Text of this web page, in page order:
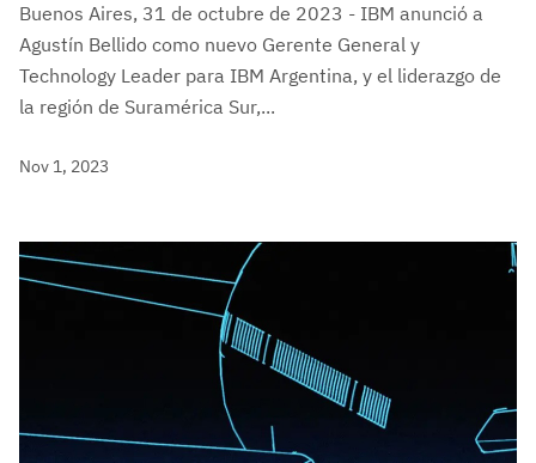
Buenos Aires, 31 de octubre de 2023 - IBM anunció a
Agustín Bellido como nuevo Gerente General y
Technology Leader para IBM Argentina, y el liderazgo de
la región de Suramérica Sur,...
Nov 1, 2023